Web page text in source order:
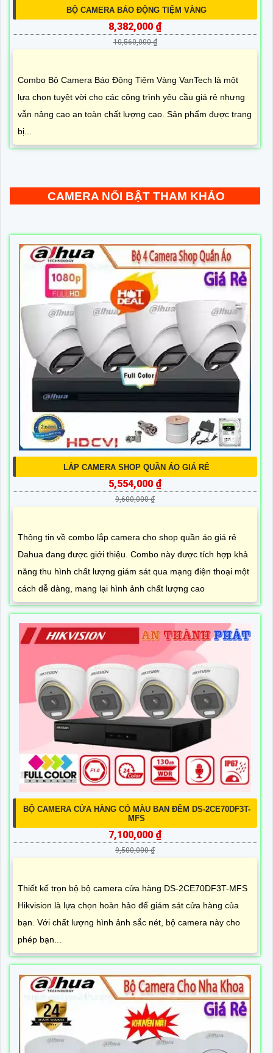
BỘ CAMERA BÁO ĐỘNG TIỆM VÀNG
8,382,000 ₫
10,560,000 ₫
Combo Bộ Camera Báo Động Tiệm Vàng VanTech là một
lựa chọn tuyệt vời cho các công trình yêu cầu giá rẻ nhưng
vẫn nâng cao an toàn chất lượng cao. Sản phẩm được trang
bị...
CAMERA NỔI BẬT THAM KHẢO
LẮP CAMERA SHOP QUẦN ÁO GIÁ RẺ
5,554,000 ₫
9,600,000 ₫
Thông tin về combo lắp camera cho shop quần áo giá rẻ
Dahua đang được giới thiệu. Combo này được tích hợp khả
năng thu hình chất lượng giám sát qua mạng điện thoại một
cách dễ dàng, mang lại hình ảnh chất lượng cao
BỘ CAMERA CỬA HÀNG CÓ MÀU BAN ĐÊM DS-2CE70DF3T-
MFS
7,100,000 ₫
9,500,000 ₫
Thiết kế trọn bộ bộ camera cửa hàng DS-2CE70DF3T-MFS
Hikvision là lựa chọn hoàn hảo để giám sát cửa hàng của
bạn. Với chất lượng hình ảnh sắc nét, bộ camera này cho
phép bạn...